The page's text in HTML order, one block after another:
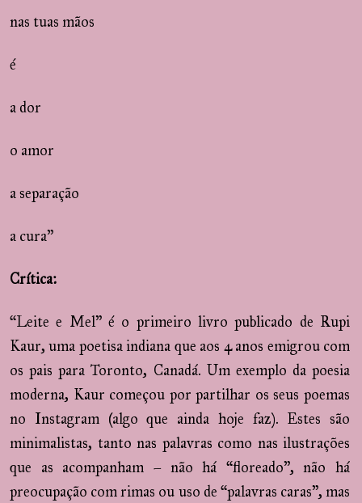
nas tuas mãos
é
a dor
o amor
a separação
a cura”
Crítica:
“Leite e Mel” é o primeiro livro publicado de Rupi
Kaur, uma poetisa indiana que aos 4 anos emigrou com
os pais para Toronto, Canadá. Um exemplo da poesia
moderna, Kaur começou por partilhar os seus poemas
no Instagram (algo que ainda hoje faz). Estes são
minimalistas, tanto nas palavras como nas ilustrações
que as acompanham – não há “floreado”, não há
preocupação com rimas ou uso de “palavras caras”, mas